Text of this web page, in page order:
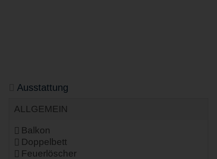
Ausstattung
ALLGEMEIN
Balkon
Doppelbett
Feuerlöscher